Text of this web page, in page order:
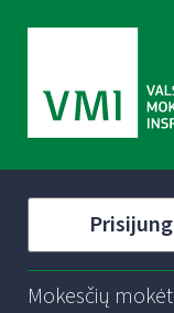
Mokesčių